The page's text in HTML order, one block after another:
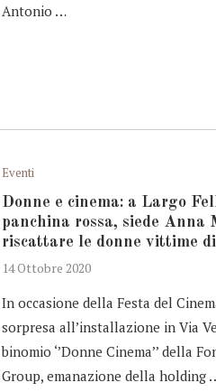
Antonio …
Eventi
Donne e cinema: a Largo
panchina rossa, siede Anna
riscattare le donne vittime
14 Ottobre 2020
In occasione della Festa del
sorpresa all’installazione in Via
binomio ‘’Donne Cinema’’ della
Group, emanazione della holding